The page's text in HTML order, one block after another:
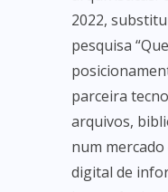
2022,
pesquisa
parceira
arquivos,
num
digital de